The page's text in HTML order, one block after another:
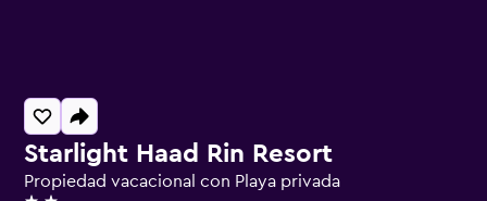
Starlight Haad Rin Resort
Propiedad vacacional con Playa privada